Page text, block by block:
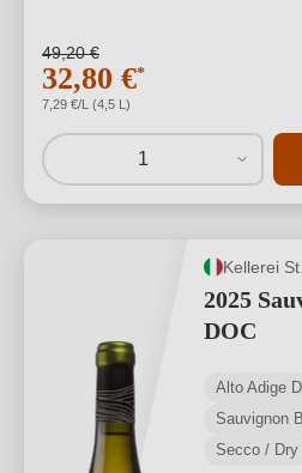
49,20 €
32,80 €*
7,29 €/L (4,5 L)
1
Kellerei
2025
DOC
Alto Adige
Sauvignon
Secco / Dry